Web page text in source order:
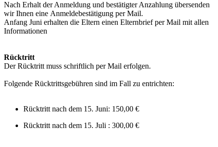
Nach Erhalt der Anmeldung und bestätigter Anzahlung übersenden
wir Ihnen eine Anmeldebestätigung per Mail.
Anfang Juni erhalten die Eltern einen Elternbrief per Mail mit allen
Informationen
Rücktritt
Der Rücktritt muss schriftlich per Mail erfolgen.
Folgende Rücktrittsgebühren sind im Fall zu entrichten:
Rücktritt nach dem 15. Juni: 150,00 €
Rücktritt nach dem 15. Juli : 300,00 €